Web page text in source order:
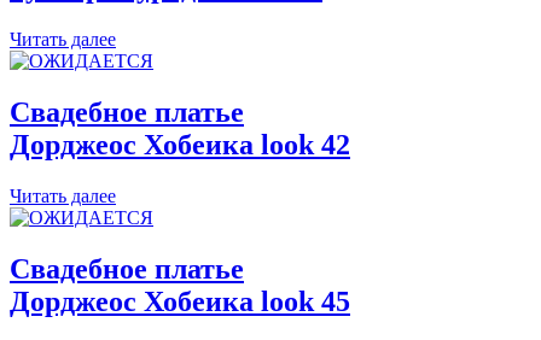
Читать далее
Свадебное платье
Дорджеос Хобеика look 42
Читать далее
Свадебное платье
Дорджеос Хобеика look 45